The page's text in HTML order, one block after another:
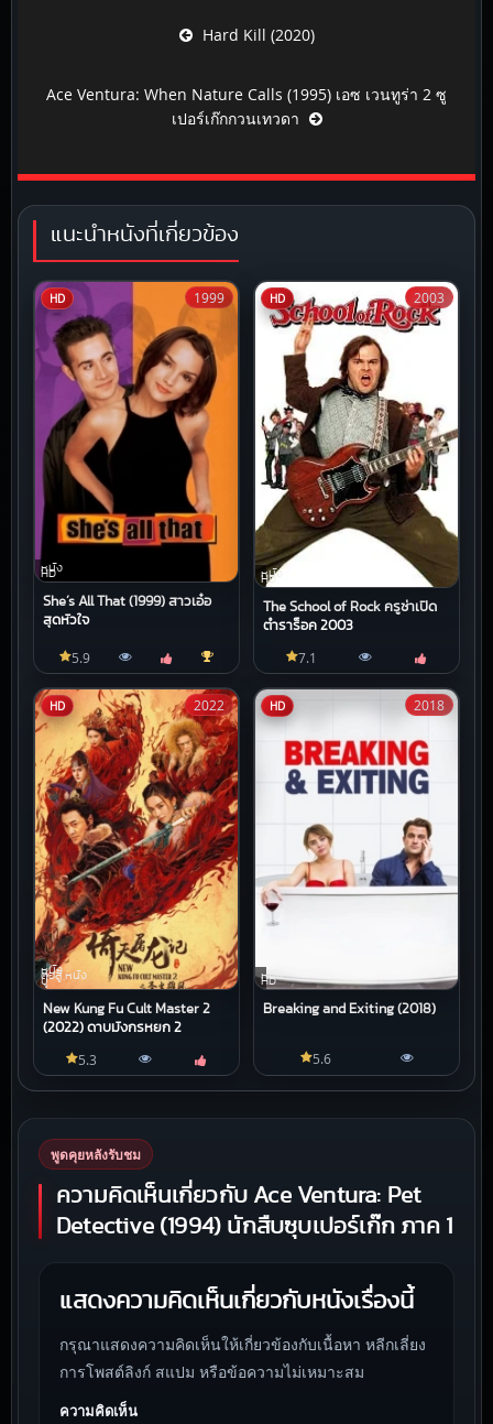
Hard Kill (2020)
Ace Ventura: When Nature Calls (1995) เอซ เวนทูร่า 2 ซู
เปอร์เก๊กกวนเทวดา
แนะนำหนังที่เกี่ยวข้อง
HD
หนัง
HD
She’s All That (1999) สาวเอ๋อ
สุดหัวใจ
1999
5.9
HD
หนัง
HD
The School of Rock ครูซ่าเปิด
ตำราร็อค 2003
2003
7.1
HD
หนัง
ต่อสู้,หนัง
บู๊
New Kung Fu Cult Master 2
(2022) ดาบมังกรหยก 2
2022
5.3
HD
หนัง
HD
Breaking and Exiting (2018)
2018
5.6
พูดคุยหลังรับชม
ความคิดเห็นเกี่ยวกับ Ace Ventura: Pet
Detective (1994) นักสืบซุบเปอร์เก๊ก ภาค 1
แสดงความคิดเห็นเกี่ยวกับหนังเรื่องนี้
กรุณาแสดงความคิดเห็นให้เกี่ยวข้องกับเนื้อหา หลีกเลี่ยง
การโพสต์ลิงก์ สแปม หรือข้อความไม่เหมาะสม
ความคิดเห็น